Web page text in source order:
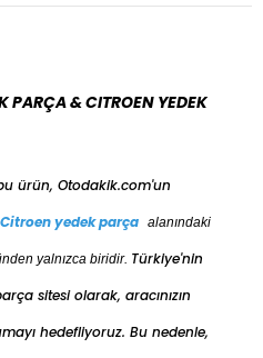
PARÇA & CITROEN YEDEK
ürün, Otodakik.com'un
Citroen yedek parça alanındaki
yalnızca biridir. Türkiye'nin
sitesi olarak, aracınızın
hedefliyoruz. Bu nedenle,